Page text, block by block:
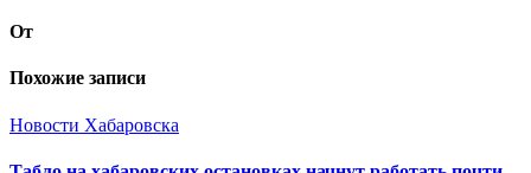
От
Похожие записи
Новости Хабаровска